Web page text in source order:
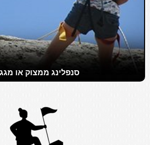
סנפלינג ממצוק או מגג